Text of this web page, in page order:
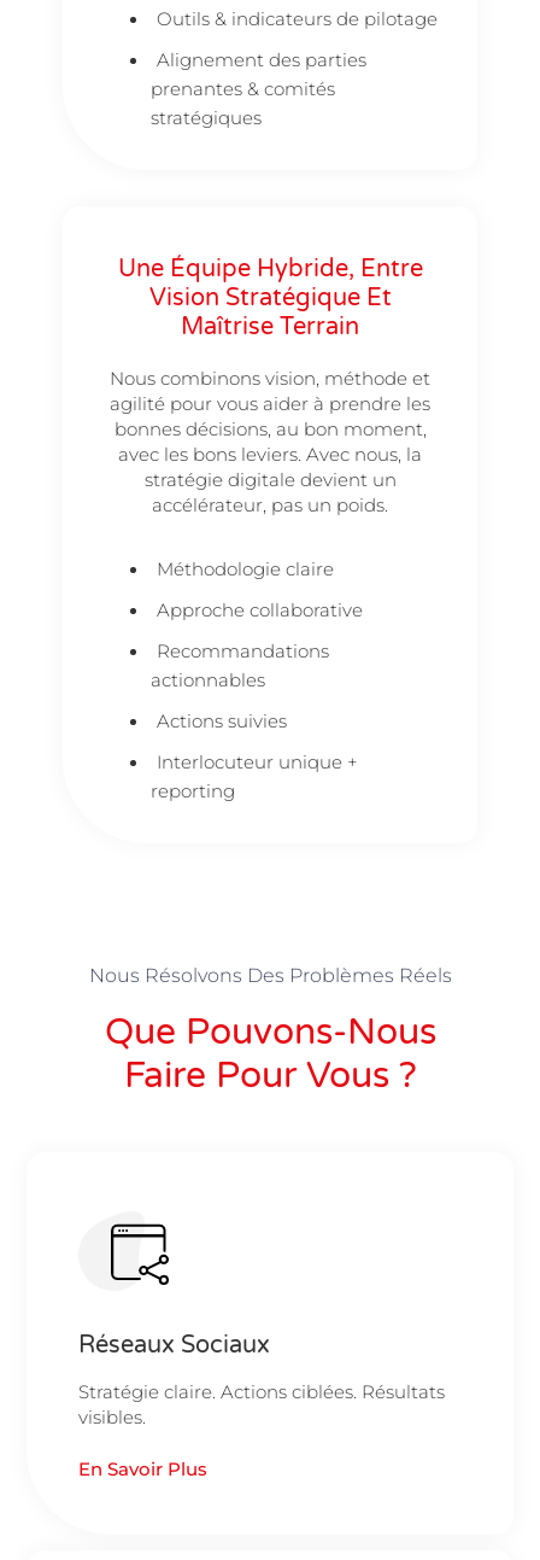
Outils & indicateurs de pilotage
Alignement des parties
prenantes & comités
stratégiques
Une Équipe Hybride, Entre
Vision Stratégique Et
Maîtrise Terrain
Nous combinons vision, méthode et
agilité pour vous aider à prendre les
bonnes décisions, au bon moment,
avec les bons leviers. Avec nous, la
stratégie digitale devient un
accélérateur, pas un poids.
Méthodologie claire
Approche collaborative
Recommandations
actionnables
Actions suivies
Interlocuteur unique +
reporting
Nous Résolvons Des Problèmes Réels
Que Pouvons-Nous
Faire Pour Vous ?
Réseaux Sociaux
Stratégie claire. Actions ciblées. Résultats
visibles.
En Savoir Plus